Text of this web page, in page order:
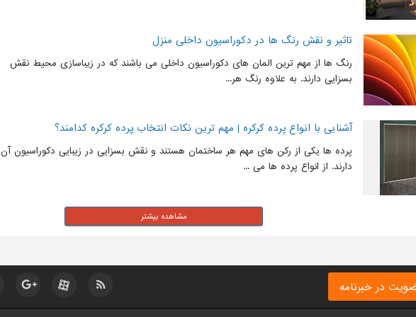
تاثیر و نقش رنگ ها در دکوراسیون داخلی منزل
رنگ ها از مهم ترین المان های دکوراسیون داخلی می باشند که در زیباسازی محیط نقش
بسزایی دارند. به علاوه رنگ هر...
آشنایی با انواع پرده کرکره | مهم ترین نکات انتخاب پرده کرکره کدامند؟
پرده ها یکی از رکن های مهم هر ساختمان هستند و نقش بسزایی در زیبایی دکوراسیون آن
دارند. از انواع پرده ها می ...
در خبرنامه